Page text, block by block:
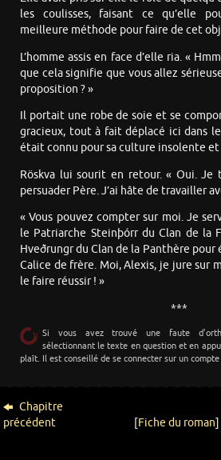
les coulisses, faisant ce qu’elle
meilleure méthode pour faire de cet
L’homme assis en face d’elle ria. «
que cela signifie que vous allez
proposition ? »
Il portait une robe de soie et se
gracieux, tout à fait déplacé ici dans
était connu pour sa culture insolente
Röskva lui sourit en retour. « Oui. Je
persuader Père. J’ai hâte de travailler
« Vous pouvez compter sur moi. Je
le Patriarche Steinþórr du Clan de la
Hveðrungr du Clan de la Panthère pour
Calice de frère. Moi, Alexis, je jure sur
le faire réussir ! »
***
Si vous avez trouvé une faute
sélectionnant le texte en question et en
plaît. Il est conseillé de se connecter sur un
Chapitre
précédent
[Fiche du roman]